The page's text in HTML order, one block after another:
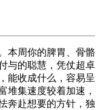
周你的脾胃、骨骼
与的聪慧，凭仗超卓
能收成什么，容易呈
堆集速度较着加速，
奔赴想要的方针，独